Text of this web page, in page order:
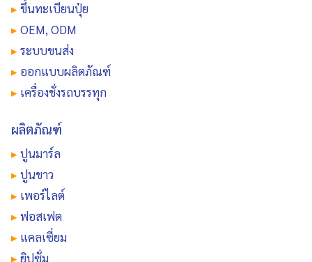
▸ขึ้นทะเบียนปุ๋ย
▸OEM, ODM
▸ระบบขนส่ง
▸ ออกแบบผลิตภัณฑ์
▸ เครื่องชั่งรถบรรทุก
ผลิตภัณฑ์
▸ปูนมาร์ล
▸ปูนขาว
▸ เพอร์ไลต์
▸ฟอสเฟต
▸ แคลเซี่ยม
▸ยิปซั่ม